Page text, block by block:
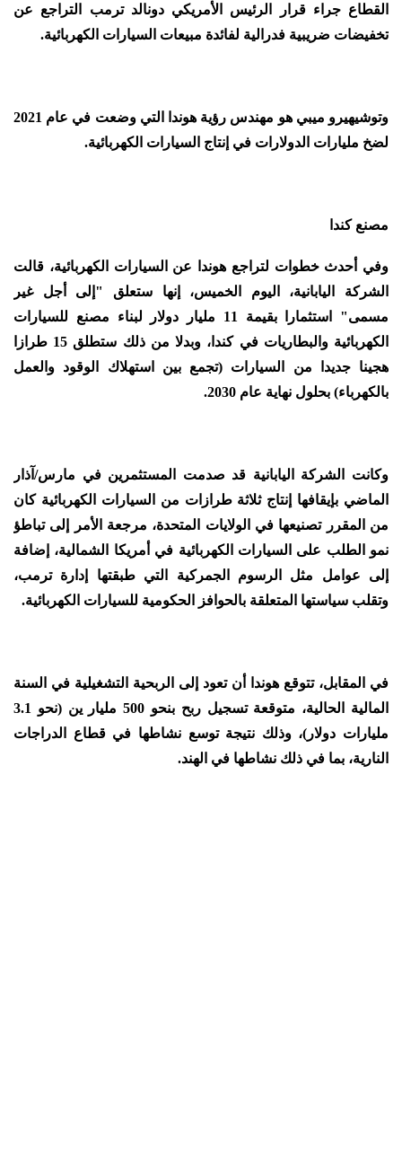
القطاع جراء قرار الرئيس الأمريكي دونالد ترمب التراجع عن
تخفيضات ضريبية فدرالية لفائدة مبيعات السيارات الكهربائية.
وتوشيهيرو ميبي هو مهندس رؤية هوندا التي وضعت في عام 2021
لضخ مليارات الدولارات في إنتاج السيارات الكهربائية.
مصنع كندا
وفي أحدث خطوات لتراجع هوندا عن السيارات الكهربائية، قالت
الشركة اليابانية، اليوم الخميس، إنها ستعلق "إلى أجل غير
مسمى" استثمارا بقيمة 11 مليار دولار لبناء مصنع للسيارات
الكهربائية والبطاريات في كندا، وبدلا من ذلك ستطلق 15 طرازا
هجينا جديدا من السيارات (تجمع بين استهلاك الوقود والعمل
بالكهرباء) بحلول نهاية عام 2030.
وكانت الشركة اليابانية قد صدمت المستثمرين في مارس/آذار
الماضي بإيقافها إنتاج ثلاثة طرازات من السيارات الكهربائية كان
من المقرر تصنيعها في الولايات المتحدة، مرجعة الأمر إلى تباطؤ
نمو الطلب على السيارات الكهربائية في أمريكا الشمالية، إضافة
إلى عوامل مثل الرسوم الجمركية التي طبقتها إدارة ترمب،
وتقلب سياستها المتعلقة بالحوافز الحكومية للسيارات الكهربائية.
في المقابل، تتوقع هوندا أن تعود إلى الربحية التشغيلية في السنة
المالية الحالية، متوقعة تسجيل ربح بنحو 500 مليار ين (نحو 3.1
مليارات دولار)، وذلك نتيجة توسع نشاطها في قطاع الدراجات
النارية، بما في ذلك نشاطها في الهند.